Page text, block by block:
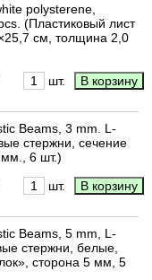
polysterene,
(Пластиковый лист
см, толщина 2,0
шт.
Beams, 3 mm. L-
стержни, сечение
мм., 6 шт.)
шт.
Beams, 5 mm, L-
стержни, белые,
сторона 5 мм, 5